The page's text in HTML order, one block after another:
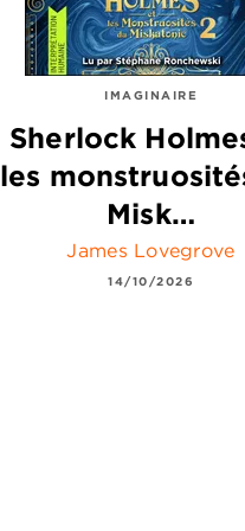
IMAGINAIRE
Sherlock
les
Misk…
James Lovegrove
14/10/2026